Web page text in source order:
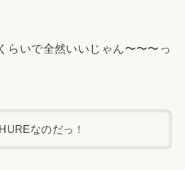
らいで全然いいじゃん〜〜〜っ
なのだっ！